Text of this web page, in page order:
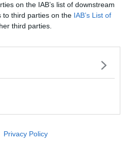
on the IAB’s list of downstream
to third parties on the IAB’s List of
third parties.
Privacy Policy